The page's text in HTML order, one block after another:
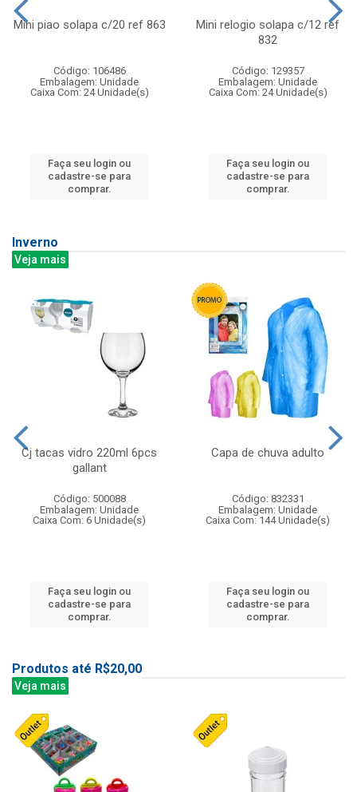
Mini piao solapa c/20 ref 863
Código: 106486
Embalagem: Unidade
Caixa Com: 24 Unidade(s)
Faça seu login ou
cadastre-se para
comprar.
Mini relogio solapa c/12 ref
832
Código: 129357
Embalagem: Unidade
Caixa Com: 24 Unidade(s)
Faça seu login ou
cadastre-se para
comprar.
Inverno
Veja mais
Cj tacas vidro 220ml 6pcs
gallant
Código: 500088
Embalagem: Unidade
Caixa Com: 6 Unidade(s)
Faça seu login ou
cadastre-se para
comprar.
Capa de chuva adulto
Código: 832331
Embalagem: Unidade
Caixa Com: 144 Unidade(s)
Faça seu login ou
cadastre-se para
comprar.
Produtos até R$20,00
Veja mais